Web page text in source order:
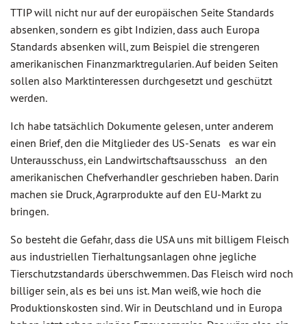
TTIP will nicht nur auf der europäischen Seite Standards
absenken, sondern es gibt Indizien, dass auch Europa
Standards absenken will, zum Beispiel die strengeren
amerikanischen Finanzmarktregularien. Auf beiden Seiten
sollen also Marktinteressen durchgesetzt und geschützt
werden.
Ich habe tatsächlich Dokumente gelesen, unter anderem
einen Brief, den die Mitglieder des US-Senats es war ein
Unterausschuss, ein Landwirtschaftsausschuss an den
amerikanischen Chefverhandler geschrieben haben. Darin
machen sie Druck, Agrarprodukte auf den EU-Markt zu
bringen.
So besteht die Gefahr, dass die USA uns mit billigem Fleisch
aus industriellen Tierhaltungsanlagen ohne jegliche
Tierschutzstandards überschwemmen. Das Fleisch wird noch
billiger sein, als es bei uns ist. Man weiß, wie hoch die
Produktionskosten sind. Wir in Deutschland und in Europa